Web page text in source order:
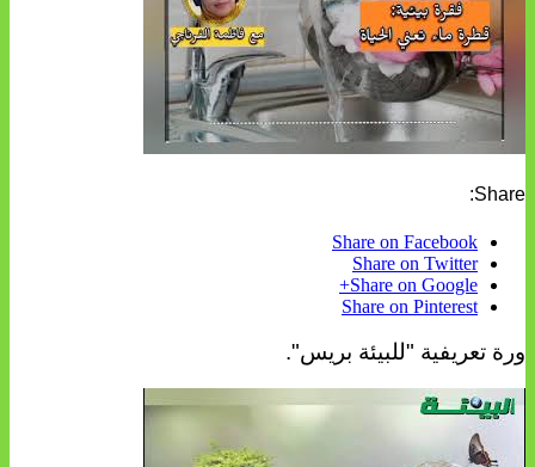
Share:
Share on Facebook
Share on Twitter
Share on Google+
Share on Pinterest
ورة تعريفية "للبيئة بريس".